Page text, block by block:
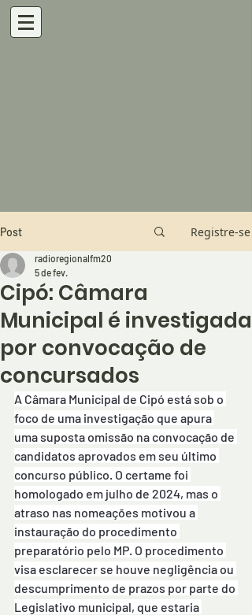
Post Registre-se
Cipó: Câmara
Municipal é investigada
por convocação de
concursados
radioregionalfm20
5 de fev.
A Câmara Municipal de Cipó está sob o
foco de uma investigação que apura
uma suposta omissão na convocação de
candidatos aprovados em seu último
concurso público. O certame foi
homologado em julho de 2024, mas o
atraso nas nomeações motivou a
instauração do procedimento
preparatório pelo MP. O procedimento
visa esclarecer se houve negligência ou
descumprimento de prazos por parte do
Legislativo municipal, que estaria